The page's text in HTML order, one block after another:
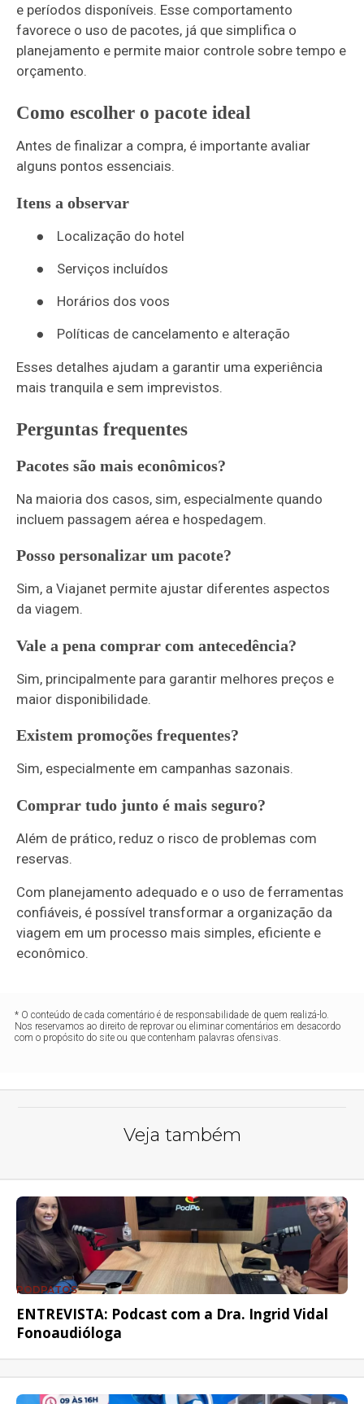
e períodos disponíveis. Esse comportamento
favorece o uso de pacotes, já que simplifica o
planejamento e permite maior controle sobre tempo e
orçamento.
Como escolher o pacote ideal
Antes de finalizar a compra, é importante avaliar
alguns pontos essenciais.
Itens a observar
●
Localização do hotel
●
Serviços incluídos
●
Horários dos voos
●
Políticas de cancelamento e alteração
Esses detalhes ajudam a garantir uma experiência
mais tranquila e sem imprevistos.
Perguntas frequentes
Pacotes são mais econômicos?
Na maioria dos casos, sim, especialmente quando
incluem passagem aérea e hospedagem.
Posso personalizar um pacote?
Sim, a Viajanet permite ajustar diferentes aspectos
da viagem.
Vale a pena comprar com antecedência?
Sim, principalmente para garantir melhores preços e
maior disponibilidade.
Existem promoções frequentes?
Sim, especialmente em campanhas sazonais.
Comprar tudo junto é mais seguro?
Além de prático, reduz o risco de problemas com
reservas.
Com planejamento adequado e o uso de ferramentas
confiáveis, é possível transformar a organização da
viagem em um processo mais simples, eficiente e
econômico.
* O conteúdo de cada comentário é de responsabilidade de quem realizá-lo.
Nos reservamos ao direito de reprovar ou eliminar comentários em desacordo
com o propósito do site ou que contenham palavras ofensivas.
Veja também
PODPATOS
ENTREVISTA: Podcast com a Dra. Ingrid Vidal
Fonoaudióloga